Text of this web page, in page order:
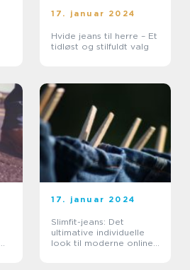
17. januar 2024
Hvide jeans til herre – Et
tidløst og stilfuldt valg
17. januar 2024
Slimfit-jeans: Det
ultimative individuelle
look til moderne online-